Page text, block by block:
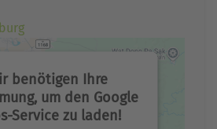
benötigen Ihre
um den Google
Service zu laden!